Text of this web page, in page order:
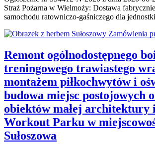
Straż Pożarna w Wielmoży: Dostawa
samochodu ratowniczo-gaśniczego dla
Zamówienia
Remont ogólnodostępnego
treningowego trawiastego
montażem piłkochwytów i
budowa miejsc postojowych
obiektów małej architektury
Workout Parku w
Sułoszowa